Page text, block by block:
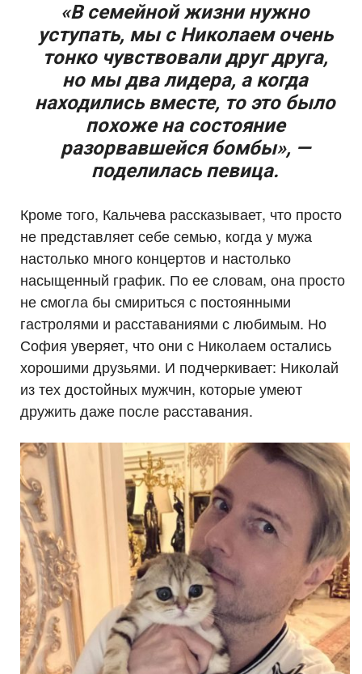
«В семейной жизни нужно
уступать, мы с Николаем очень
тонко чувствовали друг друга,
но мы два лидера, а когда
находились вместе, то это было
похоже на состояние
разорвавшейся бомбы», —
поделилась певица.
Кроме того, Кальчева рассказывает, что просто
не представляет себе семью, когда у мужа
настолько много концертов и настолько
насыщенный график. По ее словам, она просто
не смогла бы смириться с постоянными
гастролями и расставаниями с любимым. Но
София уверяет, что они с Николаем остались
хорошими друзьями. И подчеркивает: Николай
из тех достойных мужчин, которые умеют
дружить даже после расставания.